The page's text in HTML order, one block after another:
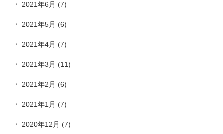
2021年6月 (7)
2021年5月 (6)
2021年4月 (7)
2021年3月 (11)
2021年2月 (6)
2021年1月 (7)
2020年12月 (7)